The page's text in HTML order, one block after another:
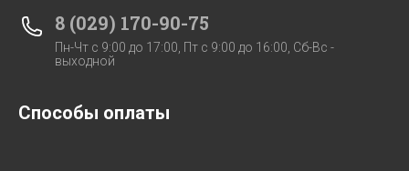
8 (029) 170-90-75
Пн-Чт c 9:00 до 17:00, Пт с 9:00 до 16:00, Сб-Вс -
выходной
Способы оплаты